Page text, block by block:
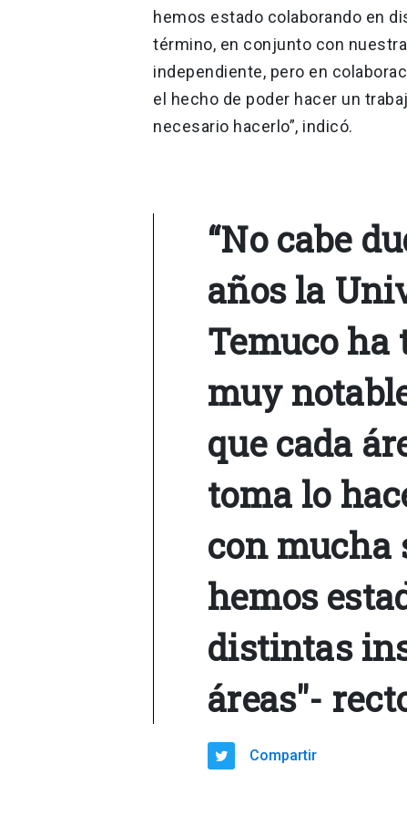
hemos estado colaborando en
término, en conjunto con
independiente, pero en
el hecho de poder hacer un
necesario hacerlo”, indicó.
“No cabe
años la
Temuco ha
muy
que cada
toma lo
con mucha
hemos
distintas
áreas"-
Compartir